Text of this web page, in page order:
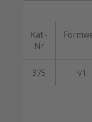
Kat.-
Nr
375 v1